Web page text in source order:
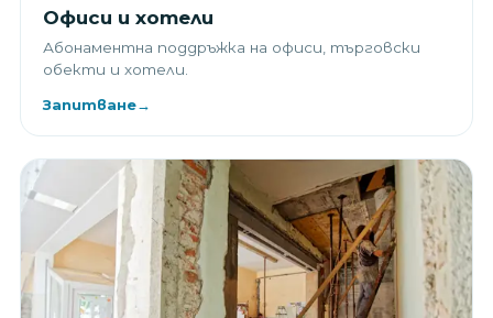
Офиси и хотели
Абонаментна поддръжка на офиси, търговски
обекти и хотели.
Запитване→